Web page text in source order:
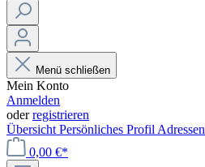
Menü schließen
Mein Konto
Anmelden
oderregistrieren
Übersicht Persönliches Profil Adressen
0,00 €*